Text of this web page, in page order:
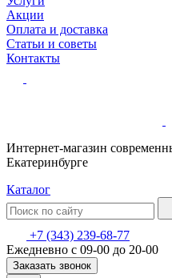
Акции
Оплата и доставка
Статьи и советы
Контакты
Интернет-магазин
Екатеринбурге
Каталог
+7 (343) 239-68-77
Ежедневно с 09-00 до 20-00
Заказать звонок